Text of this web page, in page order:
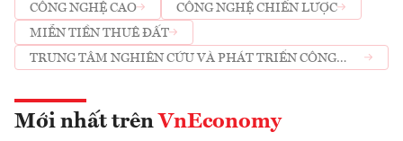
CÔNG NGHỆ CAO
CÔNG NGHỆ CHIẾN LƯỢC
MIỄN TIỀN THUÊ ĐẤT
TRUNG TÂM NGHIÊN CỨU VÀ PHÁT TRIỂN CÔNG
Mới nhất trên VnEconomy